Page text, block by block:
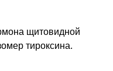
щитовидной
тироксина.